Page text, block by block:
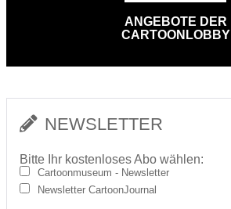
ANGEBOTE DER
CARTOONLOBBY
NEWSLETTER
Bitte Ihr kostenloses Abo wählen:
Cartoonmuseum - Newsletter
Newsletter CartoonJournal